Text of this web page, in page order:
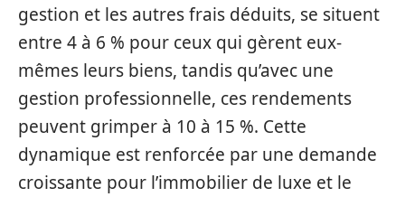
gestion et les autres frais déduits, se situent
entre 4 à 6 % pour ceux qui gèrent eux-
mêmes leurs biens, tandis qu’avec une
gestion professionnelle, ces rendements
peuvent grimper à 10 à 15 %. Cette
dynamique est renforcée par une demande
croissante pour l’immobilier de luxe et le